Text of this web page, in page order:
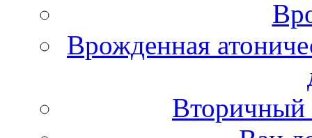
Врожденная
Вторичный